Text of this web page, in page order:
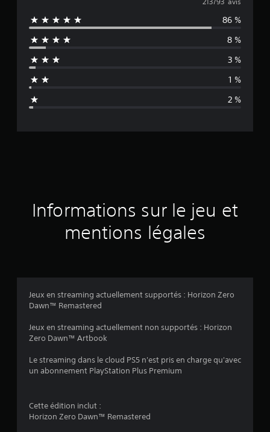
y
e
n
d
a
.
86 %
8 %
3 %
1 %
2 %
Informations sur le jeu et
mentions légales
Jeux en streaming actuellement supportés : Horizon Zero
Dawn™ Remastered
Jeux en streaming actuellement non supportés : Horizon
Zero Dawn™ Artbook
Le streaming dans le cloud PS5 n'est pris en charge qu'avec
un abonnement PlayStation Plus Premium
Cette édition inclut :
Horizon Zero Dawn™ Remastered